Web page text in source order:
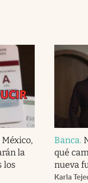
la
los
Banca.
qué
nueva
Karla